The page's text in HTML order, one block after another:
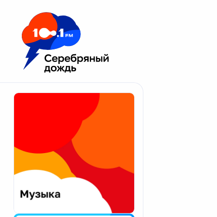
Москва 100.1 FM
Апатиты
Екатеринбург
Калининград
Калуга